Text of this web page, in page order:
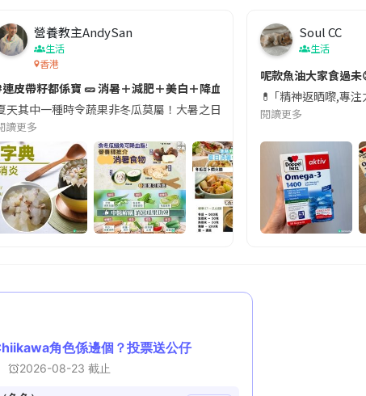
記檢查「1標示」🚨
近期要特別留意隨身行李中的行動電源。一名旅客日前在機場安檢
營養教主AndySan
生活
香港
皮帶籽都係寶 🥒 消暑＋減肥＋美白＋降血脂
天其中一種時令蔬果非冬瓜莫屬！大暑之日，點都要飲碗冬瓜湯消暑
讀更多
Soul CC
生活
呢款魚油大家食過未
💊 ｢精神返晒嚟,專
閱讀更多